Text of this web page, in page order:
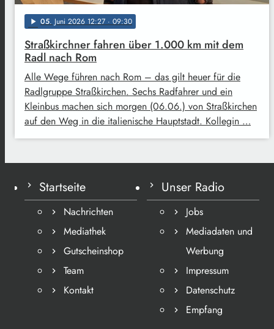
play_arrow 05. Juni 2026 12:27 · 09:30
Straßkirchner fahren über 1.000 km mit dem
Radl nach Rom
Alle Wege führen nach Rom – das gilt heuer für die
Radlgruppe Straßkirchen. Sechs Radfahrer und ein
Kleinbus machen sich morgen (06.06.) von Straßkirchen
auf den Weg in die italienische Hauptstadt. Kollegin …
Startseite
Nachrichten
Mediathek
Gutscheinshop
Team
Kontakt
Unser Radio
Jobs
Mediadaten und
Werbung
Impressum
Datenschutz
Empfang